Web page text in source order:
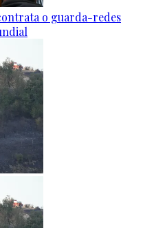
o guarda-redes